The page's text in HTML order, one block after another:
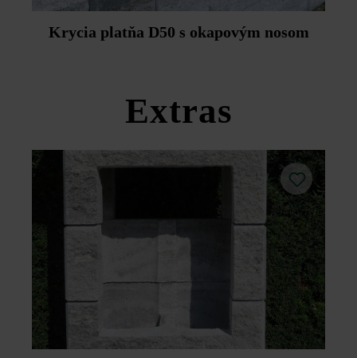
Steinwerke dodatočnú impregnáciu pomocou prípravku
Duoprotect DP30 (paralelná dodávka je možná za
príplatok).
Krycia platňa D50 s okapovým nosom
Extras